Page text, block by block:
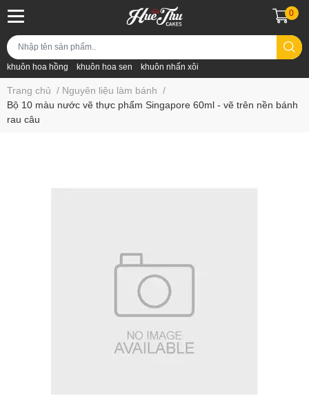
khuôn hoa hồng khuôn hoa sen khuôn nhấn xôi
0
Trang chủ / Nguyên liệu làm bánh /
Bộ 10 màu nước vẽ thực phẩm Singapore 60ml - vẽ trên nền bánh
rau câu